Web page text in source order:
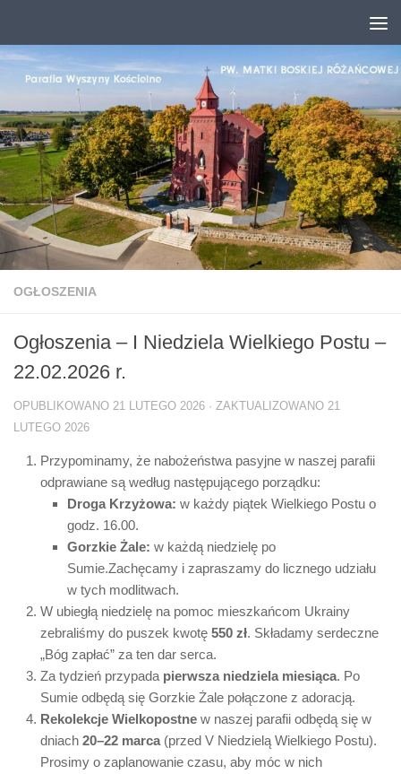
OGŁOSZENIA
Ogłoszenia – I Niedziela Wielkiego Postu –
22.02.2026 r.
OPUBLIKOWANO 21 LUTEGO 2026 · ZAKTUALIZOWANO 21
LUTEGO 2026
Przypominamy, że nabożeństwa pasyjne w naszej parafii
odprawiane są według następującego porządku:
Droga Krzyżowa: w każdy piątek Wielkiego Postu o
godz. 16.00.
Gorzkie Żale: w każdą niedzielę po
Sumie.Zachęcamy i zapraszamy do licznego udziału
w tych modlitwach.
W ubiegłą niedzielę na pomoc mieszkańcom Ukrainy
zebraliśmy do puszek kwotę 550 zł. Składamy serdeczne
„Bóg zapłać” za ten dar serca.
Za tydzień przypada pierwsza niedziela miesiąca. Po
Sumie odbędą się Gorzkie Żale połączone z adoracją.
Rekolekcje Wielkopostne w naszej parafii odbędą się w
dniach 20–22 marca (przed V Niedzielą Wielkiego Postu).
Prosimy o zaplanowanie czasu, aby móc w nich